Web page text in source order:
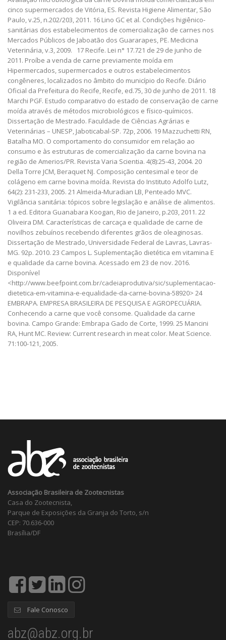
cinco supermercados de Vitória, ES. Revista Higiene Alimentar, São
Paulo, v.25, n.202/203, 2011. 16 Lino GC et al. Condições higiênico-
sanitárias dos estabelecimentos de comercialização de carnes nos
Mercados Públicos de Jaboatão dos Guararapes, PE. Medicina
Veterinária, v.3, 2009. 17 Recife. Lei n° 17.721 de 29 de junho de
2011. Proíbe a venda de carne previamente moída em
Hipermercados, supermercados e outros estabelecimentos
congêneres, localizados no âmbito do município do Recife. Diário
Oficial da Prefeitura do Recife, Recife, ed.75, 30 de junho de 2011. 18
Marchi PGF. Estudo comparativo do estado de conservação de carne
moída através de métodos microbiológicos e físico-químicos.
Dissertação de Mestrado. Faculdade de Ciências Agrárias e
Veterinárias – UNESP, Jaboticabal-SP. 72p, 2006. 19 Mazzuchetti RN,
Batalha MO. O comportamento do consumidor em relação ao
consumo e às estruturas de comercialização da carne bovina na
região de Amerios/PR. Revista Varia Scientia. 4(8):25-43, 2004. 20
Della Torre JCM, Beraquet NJ. Composição centesimal e teor de
colágeno em carne bovina moída. Revista do Instituto Adolfo Lutz,
64(2): 231-233, 2005. 21 Almeida-Muradian LB, Penteado MVC.
Vigilância sanitária: tópicos sobre legislação e análise de alimentos.
1 a ed. Editora Guanabara Koogan, Rio de Janeiro, p.203, 2011. 22
Oliveira DM. Características de carcaça e qualidade de carne de
novilhos zebuínos recebendo diferentes grãos de oleaginosas.
Dissertação de Mestrado, Universidade Federal de Lavras, Lavras-
MG. 92p. 2010. 23 Campos L. Suplementação dietética em vitamina E
e qualidade da carne bovina. Acessado em 23 de nov. 2016.
Disponível
<http://www.beefpoint.com.br/cadeiaprodutiva/sic/suplementacao-
dietetica-em-vitamina-e-equalidade-da-carne-bovina-58920> 24
EMBRAPA. EMPRESA BRASILEIRA DE PESQUISA E AGROPECUÁRIA.
Conhecendo a carne que você consome. Qualidade da carne
bovina. Campo Grande: Embrapa Gado de Corte, 1999. 25 Mancini
RA, Hunt MC. Review: Current research in meat color. Meat Science.
71:100-121, 2005.
Associação Brasileira de Zootecnistas
Casa do Zootecnista,
Parque de Exposições da Granja do Torto, s/n
CEP: 70.636-000
Brasília/DF
Fale Conosco
abz@abz.org.br